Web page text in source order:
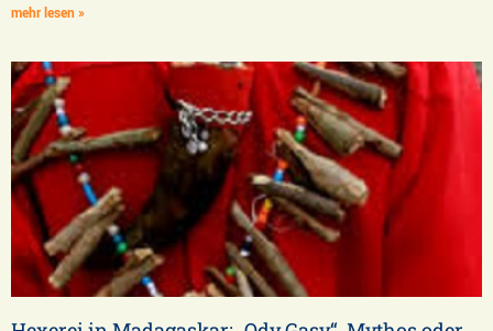
mehr lesen »